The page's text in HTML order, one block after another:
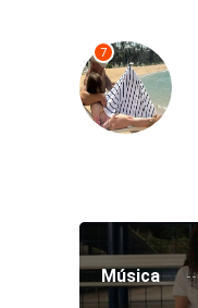
7
Música